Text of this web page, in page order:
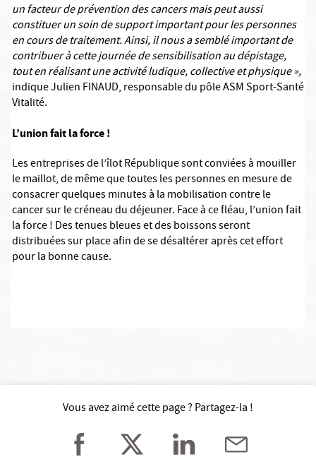
un facteur de prévention des cancers mais peut aussi
constituer un soin de support important pour les personnes
en cours de traitement. Ainsi, il nous a semblé important de
contribuer à cette journée de sensibilisation au dépistage,
tout en réalisant une activité ludique, collective et physique »,
indiqueJulien FINAUD, responsable du pôle ASM Sport-Santé
Vitalité.
L’union fait la force !
Les entreprises de l’îlot République sont conviées à mouiller
le maillot, de même que toutes les personnes en mesure de
consacrer quelques minutes à la mobilisation contre le
cancer sur le créneau du déjeuner. Face à ce fléau, l’union fait
la force ! Des tenues bleues et des boissons seront
distribuées sur place afin de se désaltérer après cet effort
pour la bonne cause.
Vous avez aimé cette page ? Partagez-la !